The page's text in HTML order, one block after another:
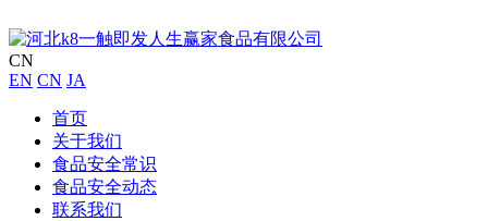
CN
EN CN JA
首页
关于我们
食品安全常识
食品安全动态
联系我们